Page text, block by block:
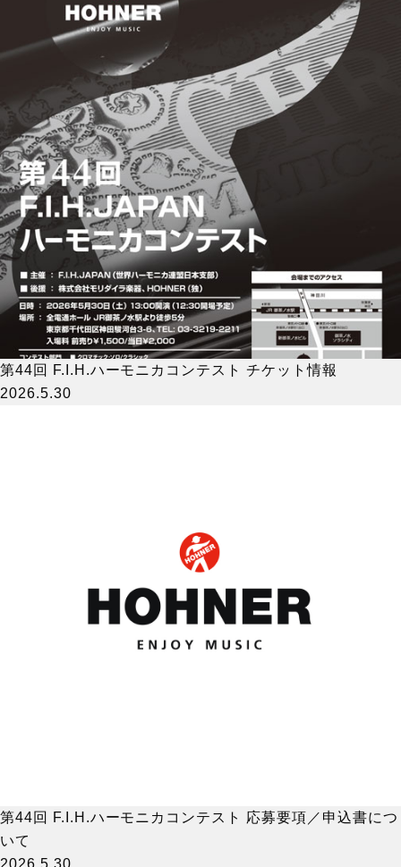
第44回 F.I.H.ハーモニカコンテスト チケット情報
2026.5.30
第44回 F.I.H.ハーモニカコンテスト 応募要項／申込書につ
いて
2026.5.30